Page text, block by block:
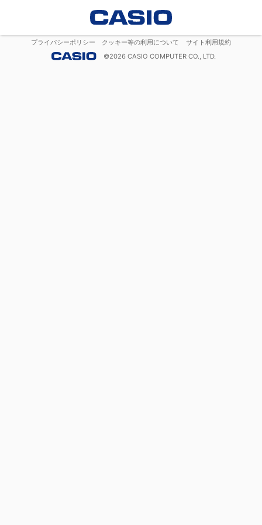
プライバシーポリシー クッキー等の利用について
サイト利用規約
©2026 CASIO COMPUTER CO., LTD.